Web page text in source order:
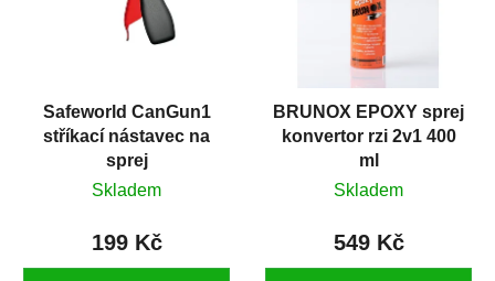
Safeworld CanGun1
stříkací nástavec na
sprej
Skladem
199 Kč
BRUNOX EPOXY sprej
konvertor rzi 2v1 400
ml
Skladem
549 Kč